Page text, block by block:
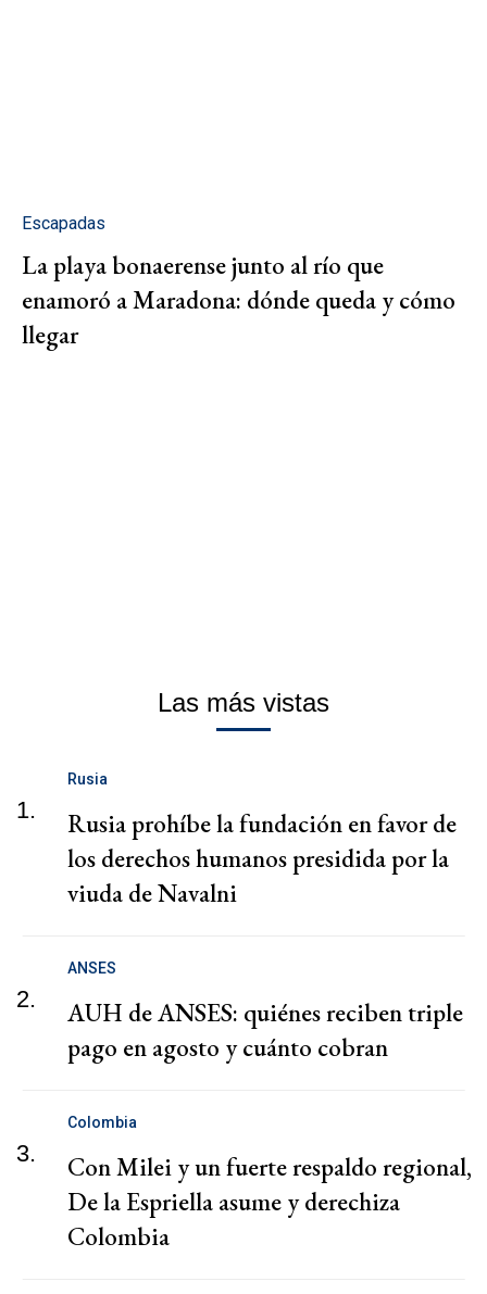
Escapadas
La playa bonaerense junto al río que
enamoró a Maradona: dónde queda y cómo
llegar
Las más vistas
1.
Rusia
Rusia prohíbe la fundación en favor de
los derechos humanos presidida por la
viuda de Navalni
2.
ANSES
AUH de ANSES: quiénes reciben triple
pago en agosto y cuánto cobran
3.
Colombia
Con Milei y un fuerte respaldo regional,
De la Espriella asume y derechiza
Colombia